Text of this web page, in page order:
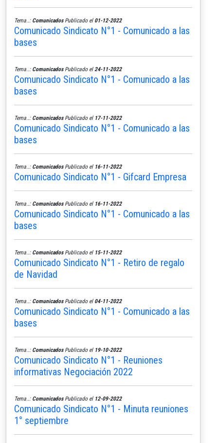
Tema..: ComunicadosPublicado el 01-12-2022
Comunicado Sindicato N°1 - Comunicado a las
bases
Tema..: ComunicadosPublicado el 24-11-2022
Comunicado Sindicato N°1 - Comunicado a las
bases
Tema..: ComunicadosPublicado el 17-11-2022
Comunicado Sindicato N°1 - Comunicado a las
bases
Tema..: ComunicadosPublicado el 16-11-2022
Comunicado Sindicato N°1 - Gifcard Empresa
Tema..: ComunicadosPublicado el 16-11-2022
Comunicado Sindicato N°1 - Comunicado a las
bases
Tema..: ComunicadosPublicado el 15-11-2022
Comunicado Sindicato N°1 - Retiro de regalo
de Navidad
Tema..: ComunicadosPublicado el 04-11-2022
Comunicado Sindicato N°1 - Comunicado a las
bases
Tema..: ComunicadosPublicado el 19-10-2022
Comunicado Sindicato N°1 - Reuniones
informativas Negociación 2022
Tema..: ComunicadosPublicado el 12-09-2022
Comunicado Sindicato N°1 - Minuta reuniones
1° septiembre